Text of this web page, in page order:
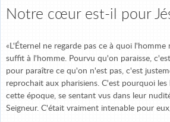
Notre cœur est-il pour
«L'Éternel ne regarde pas ce à quoi l'homme
suffit à l'homme. Pourvu qu'on paraisse,
pour paraître ce qu'on n'est pas, c'est
reprochait aux pharisiens. C'est pourquoi les
cette époque, se sentant vus dans leur
Seigneur. C'était vraiment intenable pour